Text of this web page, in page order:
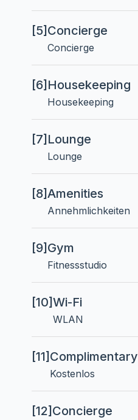
[5] Concierge
Concierge
[6] Housekeeping
Housekeeping
[7] Lounge
Lounge
[8]Amenities
Annehmlichkeiten
[9] Gym
Fitnessstudio
[10]Wi-Fi
WLAN
[11] Complimentary
Kostenlos
[12] Concierge